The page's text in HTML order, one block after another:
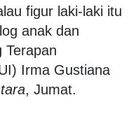
figur laki-laki itu
anak dan
Terapan
Irma Gustiana
, Jumat.